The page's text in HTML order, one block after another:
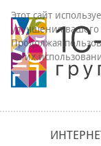
Этот сайт
улучшения вашего
Продолжая
на их